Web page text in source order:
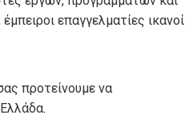
επαγγελματίες ικανοί
προτείνουμε να